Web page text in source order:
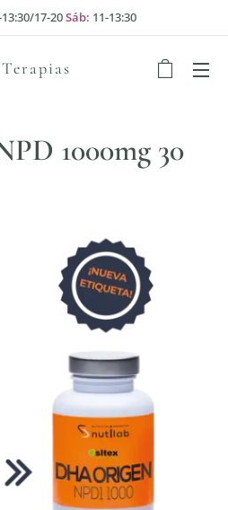
13:30/17-20Sáb: 11-13:30
1000mg 30